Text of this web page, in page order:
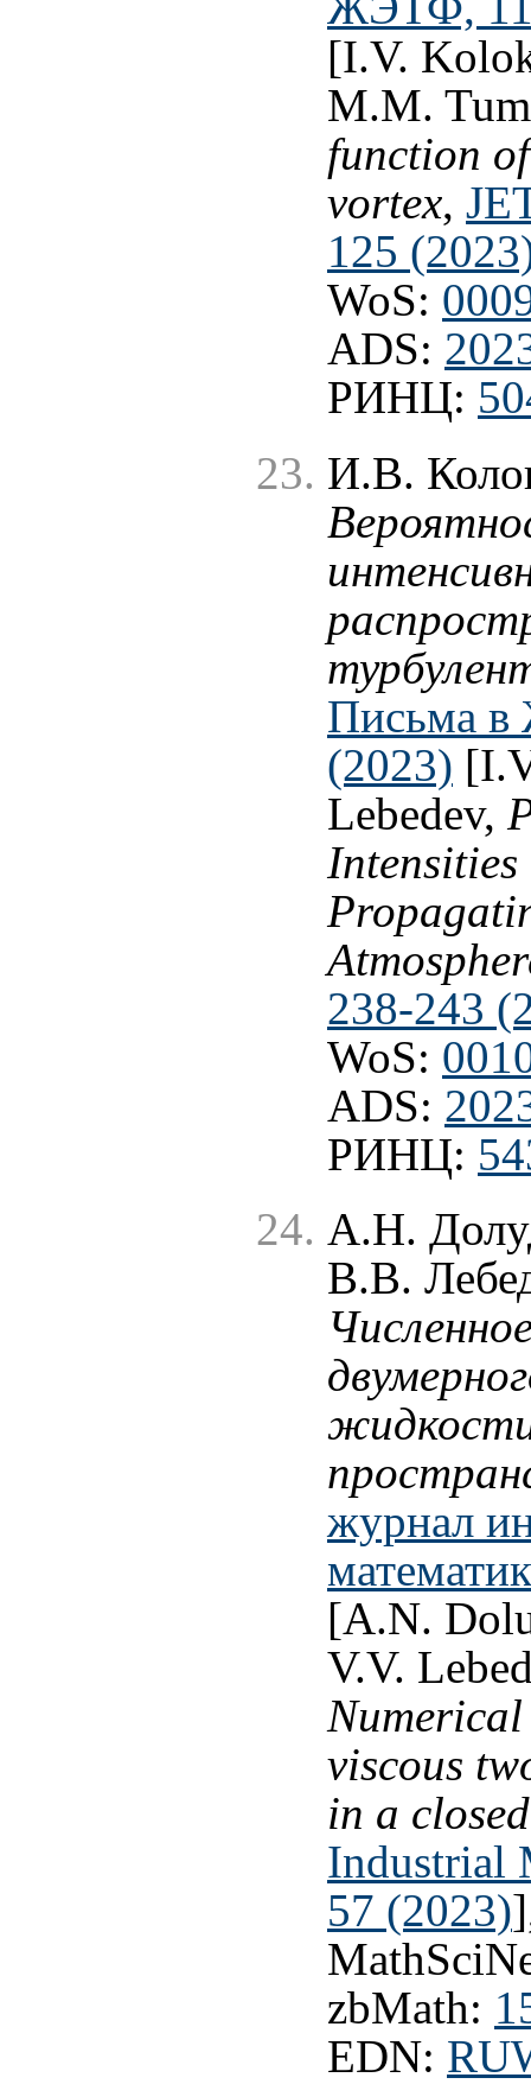
[I.V.
M.M.
function
vortex,
125
WoS:
ADS:
РИНЦ:
И.В.
Письма
(2023)
Lebedev,
Intensities
238-243
WoS:
ADS:
РИНЦ:
А.Н.
В.В.
журнал
[A.N.
V.V.
viscous
in a
Industrial
57 (2023)
zbMath:
EDN: